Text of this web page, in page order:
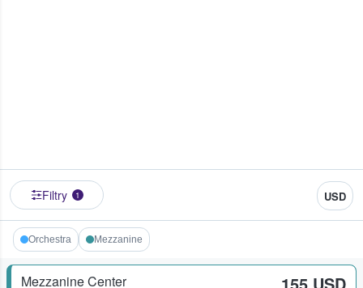
Filtry 1 USD
Orchestra Mezzanine
Mezzanine Center